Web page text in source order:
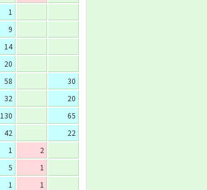
1
9
14
20
58
30
32
20
130
65
42
22
1
2
5
1
1
1